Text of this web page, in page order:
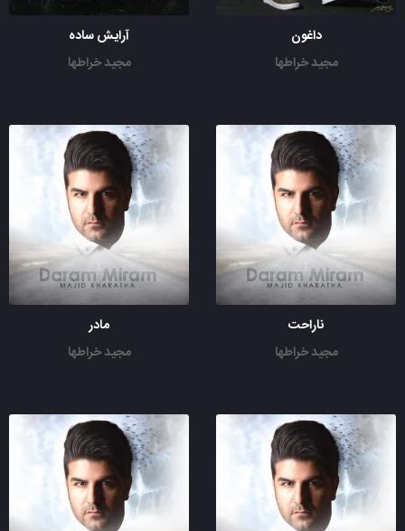
داغون
مجید خراطها
آرایش ساده
مجید خراطها
ناراحت
مجید خراطها
مادر
مجید خراطها